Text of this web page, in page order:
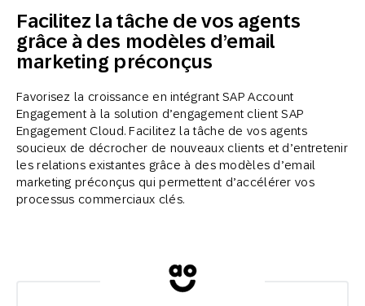
Facilitez la tâche de vos agents
grâce à des modèles d’email
marketing préconçus
Favorisez la croissance en intégrant SAP Account
Engagement à la solution d’engagement client SAP
Engagement Cloud. Facilitez la tâche de vos agents
soucieux de décrocher de nouveaux clients et d’entretenir
les relations existantes grâce à des modèles d’email
marketing préconçus qui permettent d’accélérer vos
processus commerciaux clés.